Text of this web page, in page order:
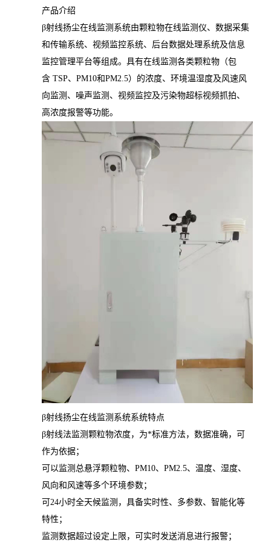
产品介绍
β射线扬尘在线监测系统由颗粒物在线监测仪、数据采集
和传输系统、视频监控系统、后台数据处理系统及信息
监控管理平台等组成。具有在线监测各类颗粒物（包
含 TSP、PM10和PM2.5）的浓度、环境温湿度及风速风
向监测、噪声监测、视频监控及污染物超标视频抓拍、
高浓度报警等功能。
β射线扬尘在线监测系统系统特点
β射线法监测颗粒物浓度，为*标准方法，数据准确，可
作为依据；
可以监测总悬浮颗粒物、 PM10、PM2.5、温度、湿度、
风向和风速等多个环境参数；
可 24小时全天候监测，具备实时性、多参数、智能化等
特性；
监测数据超过设定上限，可实时发送消息进行报警；